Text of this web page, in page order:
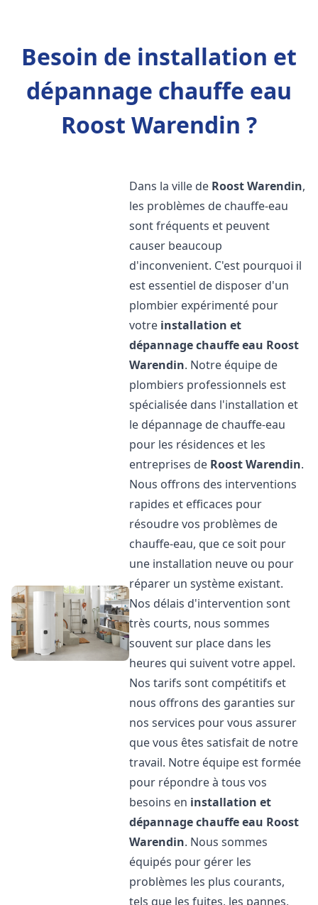
Besoin de installation et
dépannage chauffe eau
Roost Warendin ?
Dans la ville de Roost Warendin,
les problèmes de chauffe-eau
sont fréquents et peuvent
causer beaucoup
d'inconvenient. C'est pourquoi il
est essentiel de disposer d'un
plombier expérimenté pour
votre installation et
dépannage chauffe eau Roost
Warendin. Notre équipe de
plombiers professionnels est
spécialisée dans l'installation et
le dépannage de chauffe-eau
pour les résidences et les
entreprises de Roost Warendin.
Nous offrons des interventions
rapides et efficaces pour
résoudre vos problèmes de
chauffe-eau, que ce soit pour
une installation neuve ou pour
réparer un système existant.
Nos délais d'intervention sont
très courts, nous sommes
souvent sur place dans les
heures qui suivent votre appel.
Nos tarifs sont compétitifs et
nous offrons des garanties sur
nos services pour vous assurer
que vous êtes satisfait de notre
travail. Notre équipe est formée
pour répondre à tous vos
besoins en installation et
dépannage chauffe eau Roost
Warendin. Nous sommes
équipés pour gérer les
problèmes les plus courants,
tels que les fuites, les pannes,